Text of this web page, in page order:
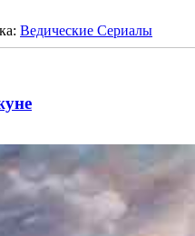
Ведические Сериалы